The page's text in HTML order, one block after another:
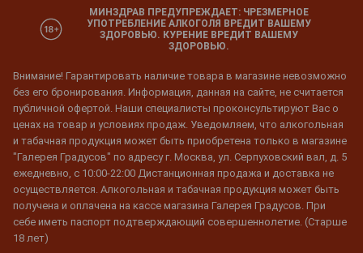
МИНЗДРАВ ПРЕДУПРЕЖДАЕТ: ЧРЕЗМЕРНОЕ
УПОТРЕБЛЕНИЕ АЛКОГОЛЯ ВРЕДИТ ВАШЕМУ
ЗДОРОВЬЮ. КУРЕНИЕ ВРЕДИТ ВАШЕМУ
ЗДОРОВЬЮ.
Внимание! Гарантировать наличие товара в магазине невозможно
без его бронирования. Информация, данная на сайте, не считается
публичной офертой. Наши специалисты проконсультируют Вас о
ценах на товар и условиях продаж. Уведомляем, что алкогольная
и табачная продукция может быть приобретена только в магазине
"Галерея Градусов" по адресу г. Москва, ул. Серпуховский вал, д. 5
ежедневно, с 10:00-22:00 Дистанционная продажа и доставка не
осуществляется. Алкогольная и табачная продукция может быть
получена и оплачена на кассе магазина Галерея Градусов. При
себе иметь паспорт подтверждающий совершеннолетие. (Старше
18 лет)